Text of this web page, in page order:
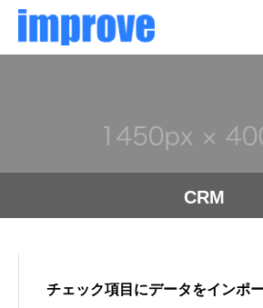
CRM
チェック項目にデータをインポ